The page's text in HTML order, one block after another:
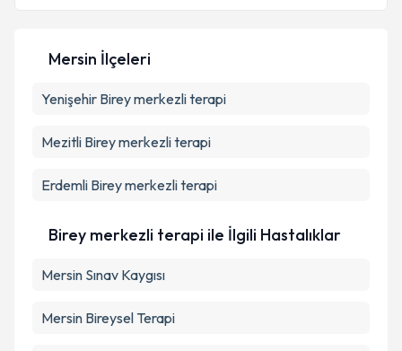
E-posta Adresiniz
Kişisel verilerimin işlenmesine ilişkin
kapsamda işlenmesini kabul ediyorum.
Takvim Talebini Gönder
Mersin İlçeleri
Yenişehir Birey merkezli terapi
Mezitli Birey merkezli terapi
Erdemli Birey merkezli terapi
Birey merkezli terapi ile İlgili Hastalıklar
Mersin Sınav Kaygısı
Mersin Bireysel Terapi